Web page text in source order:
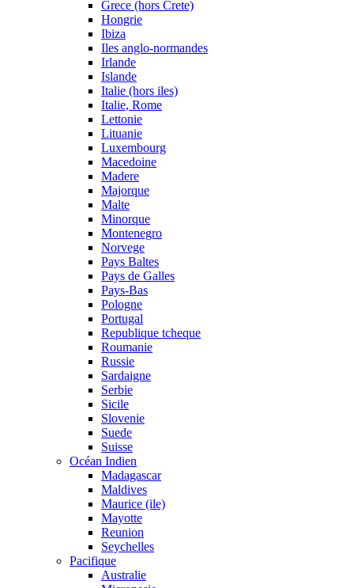
Grece (hors Crete)
Hongrie
Ibiza
Iles anglo-normandes
Irlande
Islande
Italie (hors iles)
Italie, Rome
Lettonie
Lituanie
Luxembourg
Macedoine
Madere
Majorque
Malte
Minorque
Montenegro
Norvege
Pays Baltes
Pays de Galles
Pays-Bas
Pologne
Portugal
Republique tcheque
Roumanie
Russie
Sardaigne
Serbie
Sicile
Slovenie
Suede
Suisse
Océan Indien
Madagascar
Maldives
Maurice (ile)
Mayotte
Reunion
Seychelles
Pacifique
Australie